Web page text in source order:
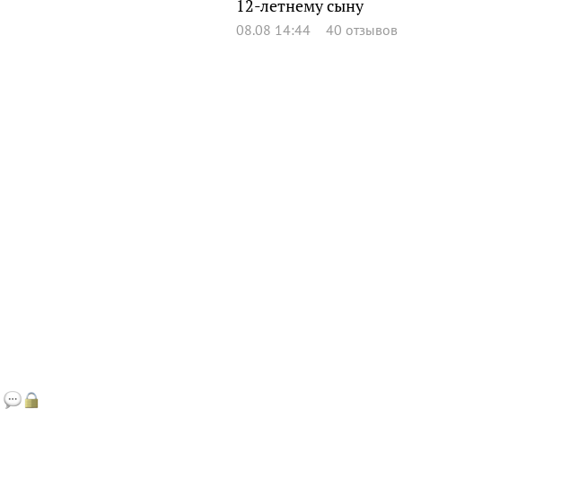
12-летнему сыну
08.08 14:44 40 отзывов